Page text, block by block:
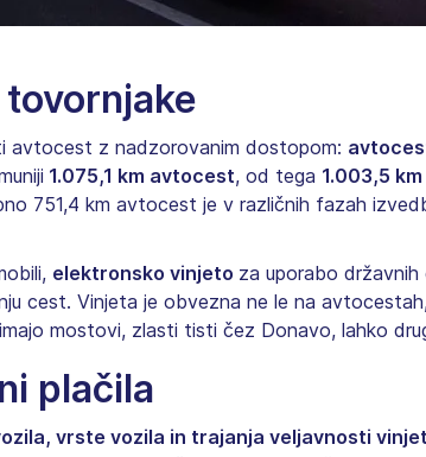
avtocest z nadzorovanim dostopom:
1.075,1 km avtocest, od tega 1.003,5
751,4 km avtocest je v različnih fazah
elektronsko vinjeto za uporabo
cest. Vinjeta je obvezna ne le na
mostovi, zlasti tisti čez Donavo, lahko
plačila
vrste vozila in trajanja veljavnosti